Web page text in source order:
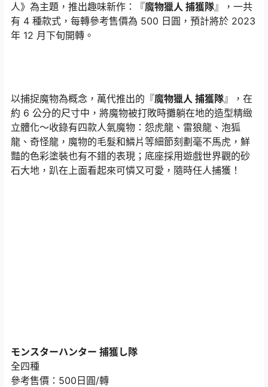
人》為主題，推出趣味新作：『魔物獵人 捕獲隊』，一共
有 4 種款式，每轉參考售價為 500 日圓，預計將於 2023
年 12 月下旬開轉。
以捕捉魔物為概念，萬代推出的『魔物獵人 捕獲隊』，在
約 6 公分的尺寸中，將魔物被打敗時攤躺在地的造型精緻
立體化～收錄有四款人氣魔物：怨虎龍、雷狼龍、泡狐
龍、奇怪龍，魔物的毛髮和鱗片等細節刻劃毫不馬虎，鮮
豔的色彩塗裝也有不錯的表現；底座採用遊戲世界觀的砂
石大地，趴在上面看起來可憐又可愛，隨時任人捕獲！
モンスターハンター 捕獲し隊
全四種
參考售價：500日圓/轉